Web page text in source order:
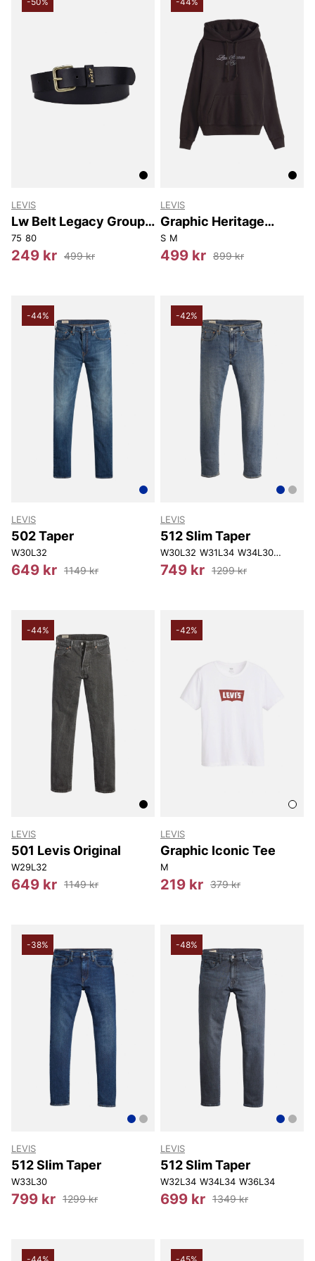
LEVIS
Lw Belt Legacy Group
Ca
75 80
249 kr 499 kr
LEVIS
Graphic Heritage
Hoodie
S M
499 kr 899 kr
-44%
LEVIS
502 Taper
W30L32
649 kr 1149 kr
-42%
LEVIS
512 Slim Taper
W30L32 W31L34 W34L30 W38L34
749 kr 1299 kr
-44%
LEVIS
501 Levis Original
W29L32
649 kr 1149 kr
-42%
LEVIS
Graphic Iconic Tee
M
219 kr 379 kr
-38%
LEVIS
512 Slim Taper
W33L30
799 kr 1299 kr
-48%
LEVIS
512 Slim Taper
W32L34 W34L34 W36L34
699 kr 1349 kr
-44% -45%